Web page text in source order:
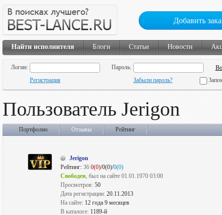
Добавить
Найти исполнителя Блоги Статьи Новости
Логин:
Пароль:
Регистрация
Забыли пароль?
Пользователь Jerigon
Портфолио Отзывы Рейтинг
Jerigon
Рейтинг: 36 0(0)/0(0)/0(0)
Свободен, был на сайте 01.01.1970 03:00
Просмотров: 50
Дата регистрации: 20.11.2013
На сайте: 12 года 9 месяцев
В каталоге: 1189-й